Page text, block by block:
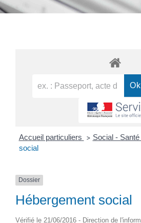
Accueil particuliers > Social - Santé
social
Dossier
Hébergement social
Vérifié le 21/06/2016 - Direction de